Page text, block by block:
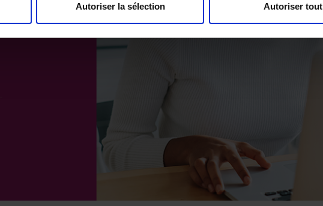
Autoriser la sélection Autoriser tout